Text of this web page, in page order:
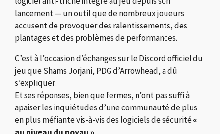
lancement — un outil que de nombreux joueurs
accusent de provoquer des ralentissements, des
plantages et des problèmes de performances.
C’est à l’occasion d’échanges sur le Discord officiel du
jeu que Shams Jorjani, PDG d’Arrowhead, a dû
s’expliquer.
Et ses réponses, bien que fermes, n’ont pas suffi à
apaiser les inquiétudes d’une communauté de plus
en plus méfiante vis-à-vis des logiciels de sécurité«